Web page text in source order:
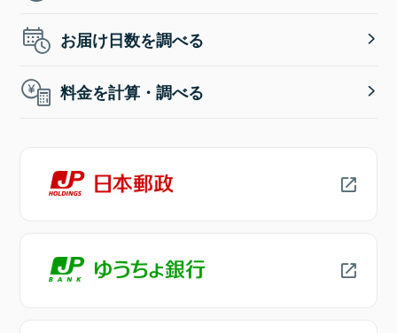
お届け日数を調べる
料金を計算・調べる